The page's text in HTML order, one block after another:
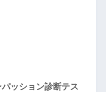
ッション診断テス